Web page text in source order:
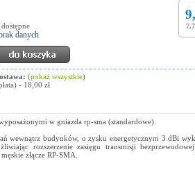
dostępne
danych
(pokaż wszystkie)
- 18,00 zł
w gniazda rp-sma (standardowe).
wewnątrz budynków, o zysku energetycznym 3 dBi
rozszerzenie zasięgu transmisji
złącze RP-SMA.